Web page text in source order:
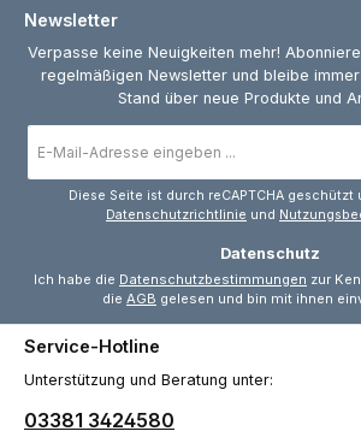
Newsletter
Verpasse keine Neuigkeiten mehr!
regelmäßigen Newsletter und bleibe
Stand über neue Produkte und
Mail-
*
Diese Seite ist durch reCAPTCHA geschützt
Datenschutzrichtlinie und
Datenschutz
Ich habe die Datenschutzbestimmungen zur
die AGB gelesen und bin mit ihnen
Service-Hotline
Unterstützung und Beratung unter:
03381 3424580